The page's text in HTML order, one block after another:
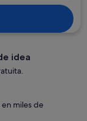
idea
en miles de